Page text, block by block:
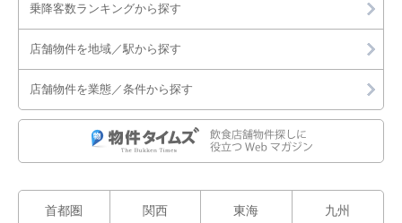
乗降客数ランキングから探す
店舗物件を地域／駅から探す
店舗物件を業態／条件から探す
首都圏 関西 東海 九州